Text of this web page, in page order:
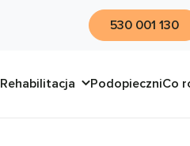
530 001 130
Rehabilitacja PodopieczniCo